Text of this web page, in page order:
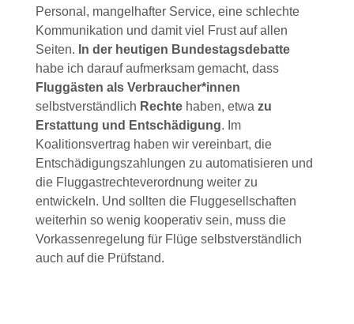
Personal, mangelhafter Service, eine schlechte
Kommunikation und damit viel Frust auf allen
Seiten. In der heutigen Bundestagsdebatte
habe ich darauf aufmerksam gemacht, dass
Fluggästen als Verbraucher*innen
selbstverständlich Rechtehaben, etwa zu
Erstattung und Entschädigung. Im
Koalitionsvertrag haben wir vereinbart, die
Entschädigungszahlungen zu automatisieren und
die Fluggastrechteverordnung weiter zu
entwickeln. Und sollten die Fluggesellschaften
weiterhin so wenig kooperativ sein, muss die
Vorkassenregelung für Flüge selbstverständlich
auch auf die Prüfstand.